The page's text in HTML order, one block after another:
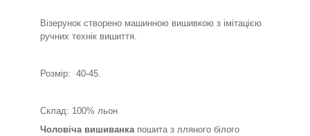
Візерунок створено машинною вишивкою з імітацією
ручних технік вишиття.
Розмір: 40-45.
Склад: 100% льон
Чоловіча вишиванкапошита з лляного білого